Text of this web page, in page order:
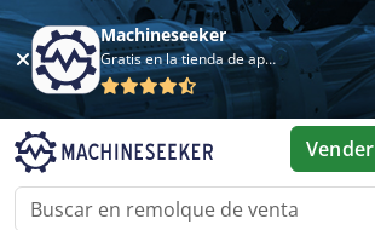
Machineseeker
Gratis en la tienda de aplicaciones
Vender